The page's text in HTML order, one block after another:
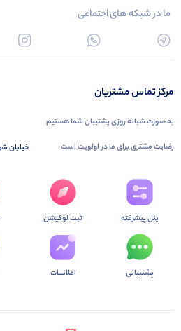
ما در شبکه های اجتماعی
مرکز تماس مشتریان
به صورت شبانه روزی پشتیبان شما هستیم
رضایت مشتری برای ما در اولویت است
خیابان
پنل پیشرفته
پشتیبانی
ثبت لوکیشن
اعلانـــات